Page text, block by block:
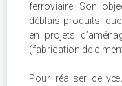
ferroviaire. Son
déblais produits,
en projets
(fabrication de
Pour réaliser ce